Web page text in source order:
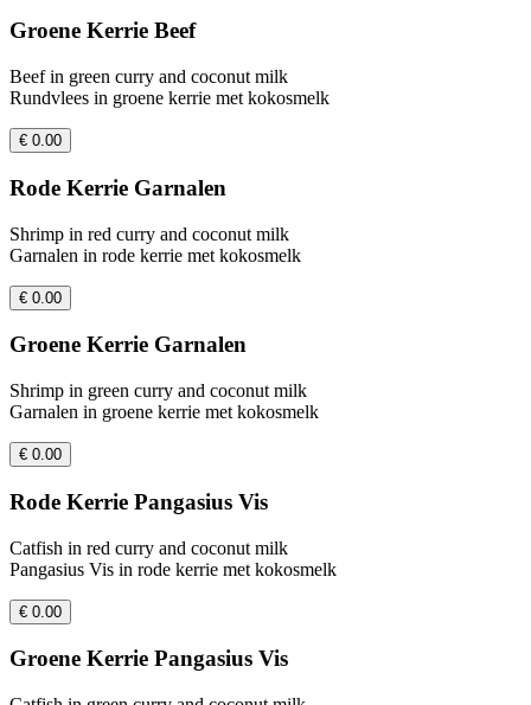
Groene Kerrie Beef
Beef in green curry and coconut milk
Rundvlees in groene kerrie met kokosmelk
€ 0.00
Rode Kerrie Garnalen
Shrimp in red curry and coconut milk
Garnalen in rode kerrie met kokosmelk
€ 0.00
Groene Kerrie Garnalen
Shrimp in green curry and coconut milk
Garnalen in groene kerrie met kokosmelk
€ 0.00
Rode Kerrie Pangasius Vis
Catfish in red curry and coconut milk
Pangasius Vis in rode kerrie met kokosmelk
€ 0.00
Groene Kerrie Pangasius Vis